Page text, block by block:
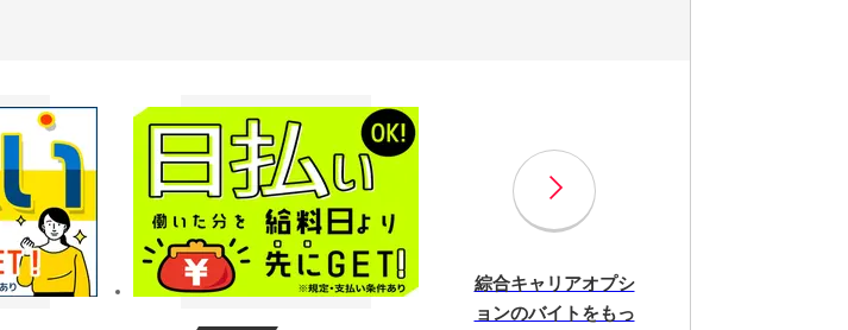
綜合キャリアオプシ
ョンのバイトをもっ